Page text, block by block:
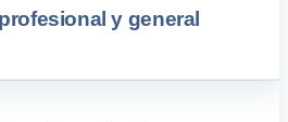
y general